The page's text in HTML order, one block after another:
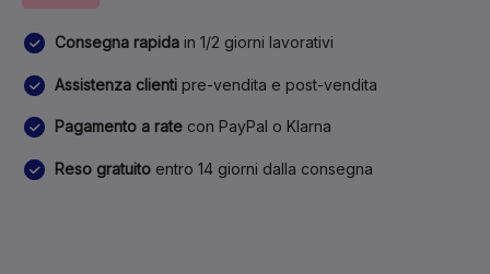
Consegna rapida in 1/2 giorni lavorativi
Assistenza clienti pre-vendita e post-vendita
Pagamento a rate con PayPal o Klarna
Reso gratuito entro 14 giorni dalla consegna